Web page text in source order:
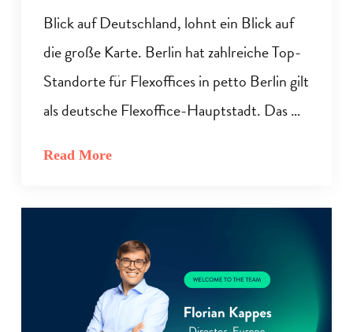
Blick auf Deutschland, lohnt ein Blick auf
die große Karte. Berlin hat zahlreiche Top-
Standorte für Flexoffices in petto Berlin gilt
als deutsche Flexoffice-Hauptstadt. Das …
Read More